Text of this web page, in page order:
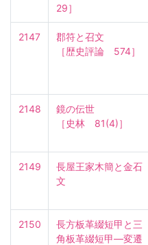
29］
2147
郡符と召文
［歴史評論　574］
2148
鏡の伝世
［史林　81(4)］
2149
長屋王家木簡と金石
文
2150
長方板革綴短甲と三
角板革綴短甲—変遷